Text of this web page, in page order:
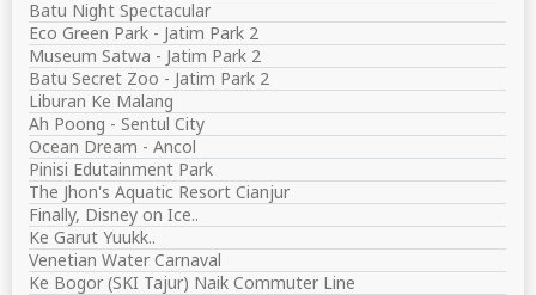
Batu Night Spectacular
Eco Green Park - Jatim Park 2
Museum Satwa - Jatim Park 2
Batu Secret Zoo - Jatim Park 2
Liburan Ke Malang
Ah Poong - Sentul City
Ocean Dream - Ancol
Pinisi Edutainment Park
The Jhon's Aquatic Resort Cianjur
Finally, Disney on Ice..
Ke Garut Yuukk..
Venetian Water Carnaval
Ke Bogor (SKI Tajur) Naik Commuter Line